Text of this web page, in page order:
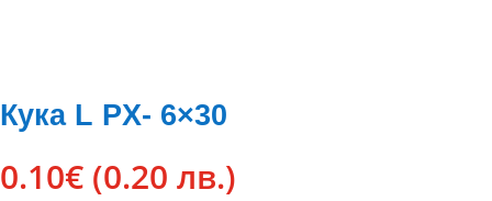
Кука L PX- 6×30
0.10€ (0.20 лв.)